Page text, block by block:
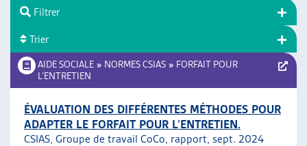
NOS PUBLICATIONS
DOSSIERS DU MOIS
VEILLE
RESSOURCES
GUIDE SOCIAL ROMAND
AUTRES
AIDE SOCIALE » NORMES CSIAS » FORFAIT POUR
L’ENTRETIEN
ÉVALUATION DES DIFFÉRENTES MÉTHODES POUR
ADAPTER LE FORFAIT POUR L’ENTRETIEN.
CSIAS, Groupe de travail CoCo, rapport, sept. 2024
Filtrer
Trier